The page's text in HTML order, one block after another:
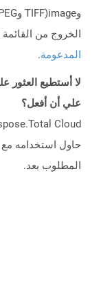
الخروج من القائمة
المدعومة.
علي أن أفعل؟
المطلوب بعد.